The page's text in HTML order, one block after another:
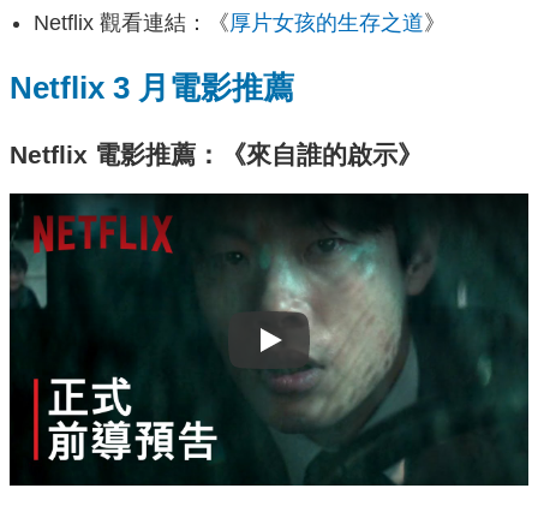
Netflix 觀看連結：《厚片女孩的生存之道》
Netflix 3 月電影推薦
Netflix 電影推薦：《來自誰的啟示》
Play